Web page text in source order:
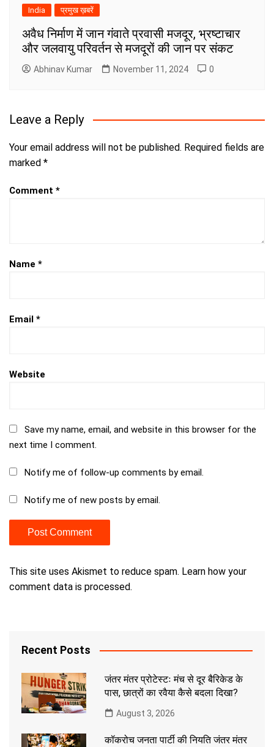
India प्रमुख ख़बरें
अवैध निर्माण में जान गंवाते प्रवासी मजदूर, भ्रष्टाचार
और जलवायु परिवर्तन से मजदूरों की जान पर संकट
Abhinav Kumar November 11, 2024 0
Leave a Reply
Your email address will not be published. Required fields are
marked *
Comment *
Name *
Email *
Website
Save my name, email, and website in this browser for the
next time I comment.
Notify me of follow-up comments by email.
Notify me of new posts by email.
This site uses Akismet to reduce spam. Learn how your
comment data is processed.
Recent Posts
जंतर मंतर प्रोटेस्टः मंच से दूर बैरिकेड के
पास, छात्रों का रवैया कैसे बदला दिखा?
August 3, 2026
कॉकरोच जनता पार्टी की नियति जंतर मंतर